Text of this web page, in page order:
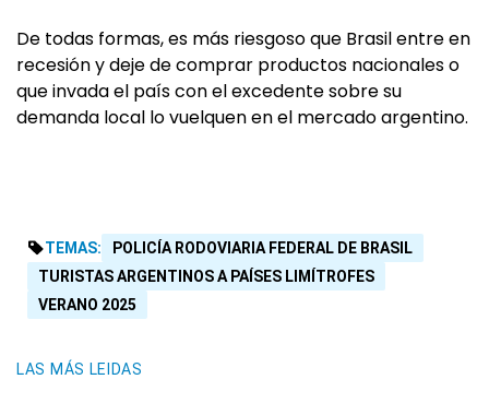
De todas formas, es más riesgoso que Brasil entre en
recesión y deje de comprar productos nacionales o
que invada el país con el excedente sobre su
demanda local lo vuelquen en el mercado argentino.
TEMAS:
POLICÍA RODOVIARIA FEDERAL DE BRASIL
TURISTAS ARGENTINOS A PAÍSES LIMÍTROFES
VERANO 2025
LAS MÁS LEIDAS